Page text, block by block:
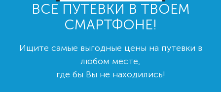
ВСЕ ПУТЕВКИ В ТВОЕМ
СМАРТФОНЕ!
Ищите самые выгодные цены на путевки в
любом месте,
где бы Вы не находились!